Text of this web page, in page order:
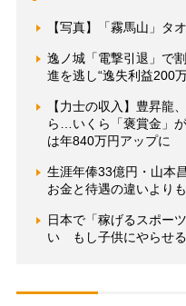
【写真】「霧馬山」タ
逸ノ城「電撃引退」で
進を逃し“逸失利益200
【力士の収入】豊昇龍
ら…いくら「褒賞金」
は年840万円アップに
生涯年俸33億円・山本
お金と待遇の違いより
日本で「稼げるスポー
い もし子供にやらせ